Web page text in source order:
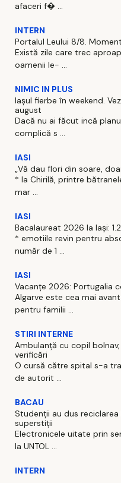
afaceri f� ...
INTERN
Portalul Leului 8/8.
Există zile care trec
oamenii le- ...
NIMIC IN PLUS
Iașul fierbe în weekend.
august
Dacă nu ai făcut incă
complică s ...
IASI
„Vă dau flori din soare,
* la Chirilă, printre
mar ...
IASI
Bacalaureat 2026 la Iași:
* emotiile revin pentru
număr de 1 ...
IASI
Vacanțe 2026: Portugalia
Algarve este cea mai
pentru familii ...
STIRI INTERNE
Ambulanță cu copil
verificări
O cursă către spital s-a
de autorit ...
BACAU
Studenții au dus
superstiții
Electronicele uitate prin
la UNTOL ...
INTERN